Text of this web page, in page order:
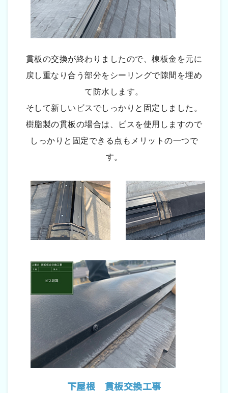
貫板の交換が終わりましたので、棟板金を元に
戻し重なり合う部分をシーリングで隙間を埋め
て防水します。
そして新しいビスでしっかりと固定しました。
樹脂製の貫板の場合は、ビスを使用しますので
しっかりと固定できる点もメリットの一つで
す。
下屋根 貫板交換工事